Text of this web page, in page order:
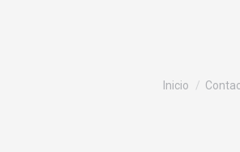
Estás aquí:
Inicio